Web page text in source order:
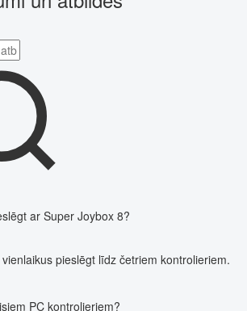
ar Super Joybox 8?
pieslēgt līdz četriem kontrolieriem.
PC kontrolieriem?